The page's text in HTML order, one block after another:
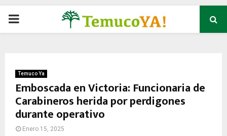
P
M
A
Temuco Ya
Emboscada en Victoria: Funcionaria de
Carabineros herida por perdigones
durante operativo
Enero 15, 2025